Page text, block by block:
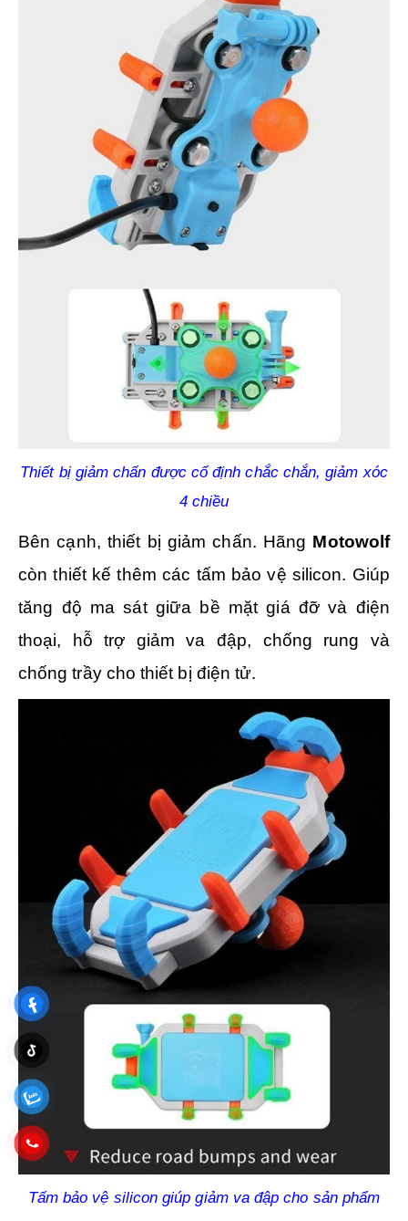
Thiết bị giảm chấn được cố định chắc chắn, giảm xóc
4 chiều
Bên cạnh, thiết bị giảm chấn. Hãng Motowolf
còn thiết kế thêm các tấm bảo vệ silicon. Giúp
tăng độ ma sát giữa bề mặt giá đỡ và điện
thoại, hỗ trợ giảm va đập, chống rung và
chống trầy cho thiết bị điện tử.
Tấm bảo vệ silicon giúp giảm va đập cho sản phẩm